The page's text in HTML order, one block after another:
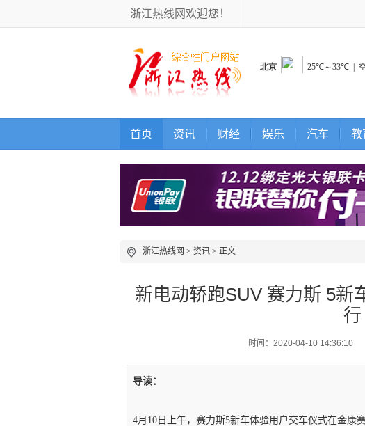
浙江热线网欢迎您！
首页 资讯 财经 娱乐 汽车 教
浙江热线网 > 资讯 > 正文
新电动轿跑SUV 赛力斯 5新
行
时间：2020-04-10 14:36:10
导读：
4月10日上午，赛力斯5新车体验用户交车仪式在金康